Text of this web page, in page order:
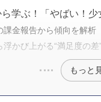
学ぶ！「やばい！
課金報告から傾向を解析
かび上がる“満足度の差”
もっと